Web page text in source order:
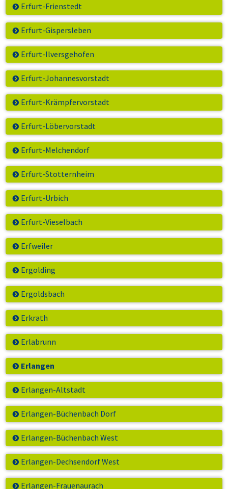
Erfurt-Frienstedt
Erfurt-Gispersleben
Erfurt-Ilversgehofen
Erfurt-Johannesvorstadt
Erfurt-Krämpfervorstadt
Erfurt-Löbervorstadt
Erfurt-Melchendorf
Erfurt-Stotternheim
Erfurt-Urbich
Erfurt-Vieselbach
Erfweiler
Ergolding
Ergoldsbach
Erkrath
Erlabrunn
Erlangen
Erlangen-Altstadt
Erlangen-Büchenbach Dorf
Erlangen-Büchenbach West
Erlangen-Dechsendorf West
Erlangen-Frauenaurach